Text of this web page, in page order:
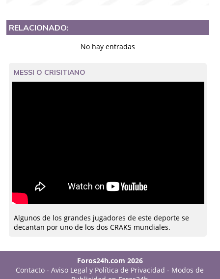
RELACIONADO:
No hay entradas
MESSI O CRISITIANO
Algunos de los grandes jugadores de este deporte se
decantan por uno de los dos CRAKS mundiales.
Foros24h.com 2026
Contacto -Aviso Legal y Política de Privacidad - Modos de